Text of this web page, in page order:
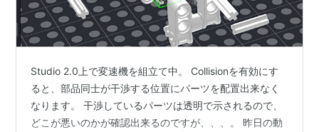
Studio 2.0上で変速機を組立て中。 Collisionを有効にす
ると、部品同士が干渉する位置にパーツを配置出来なく
なります。 干渉しているパーツは透明で示されるので、
どこが悪いのかが確認出来るのですが、、、。 昨日の動